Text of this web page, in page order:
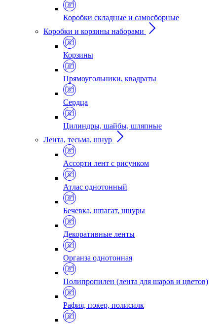
Коробки складные и самосборные
Коробки и корзины наборами
Корзины
Прямоугольники, квадраты
Сердца
Цилиндры, шайбы, шляпные
Лента, тесьма, шнур
Ассорти лент с рисунком
Атлас однотонный
Бечевка, шпагат, шнуры
Декоративные ленты
Органза однотонная
Полипропилен (лента для шаров и цветов)
Рафия, покер, полисилк